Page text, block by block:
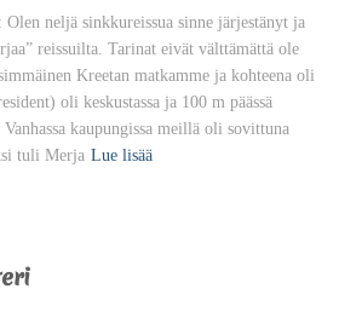
neljä sinkkureissua sinne järjestänyt ja
reissuilta. Tarinat eivät välttämättä ole
Kreetan matkamme ja kohteena oli
oli keskustassa ja 100 m päässä
kaupungissa meillä oli sovittuna
tuli Merja Lue lisää